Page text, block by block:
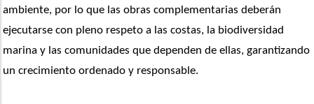
ambiente, por lo que las obras complementarias deberán
ejecutarse con pleno respeto a las costas, la biodiversidad
marina y las comunidades que dependen de ellas, garantizando
un crecimiento ordenado y responsable.